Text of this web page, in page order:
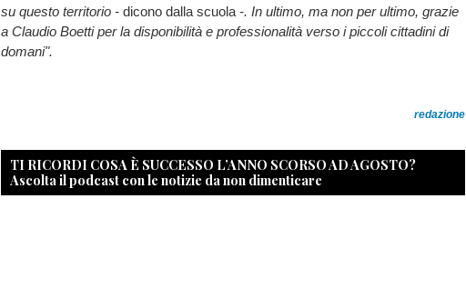
su questo territorio - dicono dalla scuola -. In ultimo, ma non per ultimo, grazie
a Claudio Boetti per la disponibilità e professionalità verso i piccoli cittadini di
domani".
redazione
TI RICORDI COSA È SUCCESSO L’ANNO SCORSO AD AGOSTO?
Ascolta il podcast con le notizie da non dimenticare